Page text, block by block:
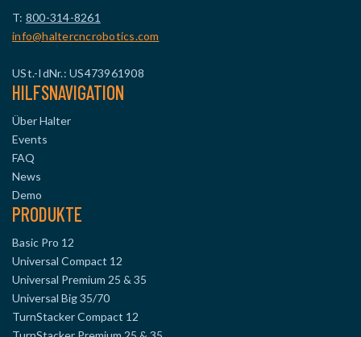
T: 800-314-8261
info@haltercncrobotics.com
USt.-IdNr.: US473961908
HILFSNAVIGATION
Über Halter
Events
FAQ
News
Demo
PRODUKTE
Basic Pro 12
Universal Compact 12
Universal Premium 25 & 35
Universal Big 35/70
TurnStacker Compact 12